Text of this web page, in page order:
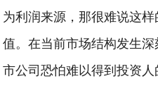
为利润来源，那很难说这
值。在当前市场结构发生
市公司恐怕难以得到投资